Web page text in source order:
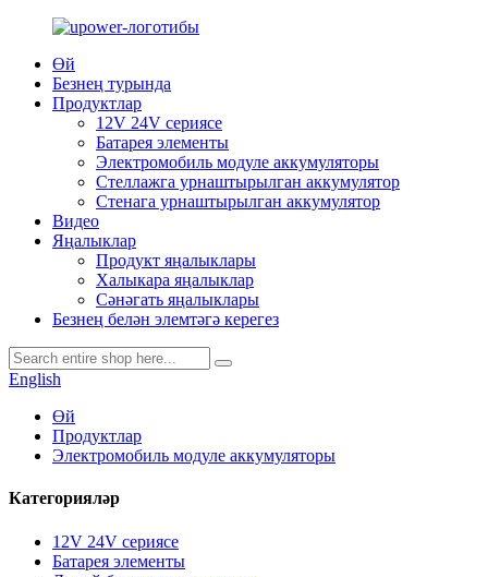
Өй
Безнең турында
Продуктлар
12V 24V сериясе
Батарея элементы
Электромобиль модуле аккумуляторы
Стеллажга урнаштырылган аккумулятор
Стенага урнаштырылган аккумулятор
Видео
Яңалыклар
Продукт яңалыклары
Халыкара яңалыклар
Сәнәгать яңалыклары
Безнең белән элемтәгә керегез
English
Өй
Продуктлар
Электромобиль модуле аккумуляторы
Категорияләр
12V 24V сериясе
Батарея элементы